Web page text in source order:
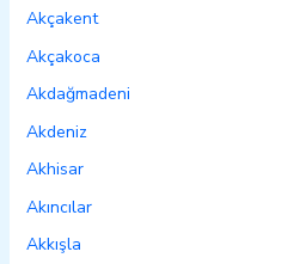
Akçakent
Akçakoca
Akdağmadeni
Akdeniz
Akhisar
Akıncılar
Akkışla